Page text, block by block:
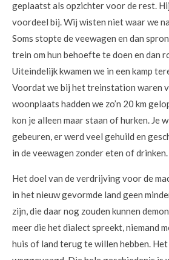
geplaatst als opzichter voor de rest.
voordeel bij. Wij wisten niet waar we
Soms stopte de veewagen en dan
trein om hun behoefte te doen en dan
Uiteindelijk kwamen we in een kamp
Voordat we bij het treinstation waren
woonplaats hadden we zo’n 20 km
kon je alleen maar staan of hurken. Je
gebeuren, er werd veel gehuild en
in de veewagen zonder eten of drinken.
Het doel van de verdrijving voor de
in het nieuw gevormde land geen
zijn, die daar nog zouden kunnen
meer die het dialect spreekt, niemand
huis of land terug te willen hebben.